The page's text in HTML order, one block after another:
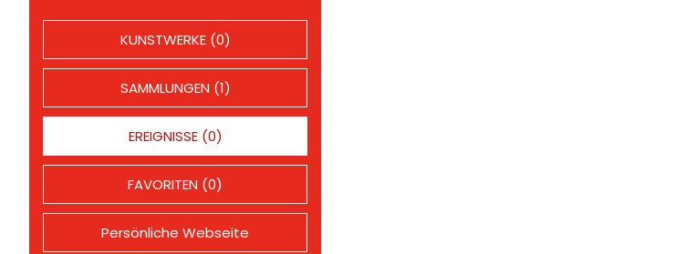
KUNSTWERKE (0)
SAMMLUNGEN (1)
EREIGNISSE (0)
FAVORITEN (0)
Persönliche Webseite